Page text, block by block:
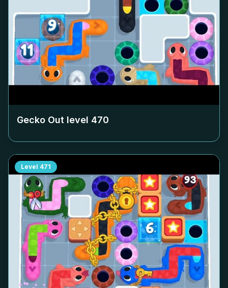
Gecko Out level 470
Level 471